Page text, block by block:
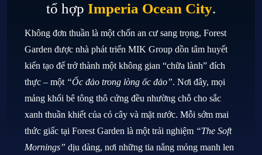
tổ hợp Imperia Ocean City.
Không đơn thuần là một chốn an cư sang trọng, Forest
Garden được nhà phát triển MIK Group dồn tâm huyết
kiến tạo để trở thành một không gian “chữa lành” đích
thực – một “Ốc đảo trong lòng ốc đảo”. Nơi đây, mọi
mảng khối bê tông thô cứng đều nhường chỗ cho sắc
xanh thuần khiết của cỏ cây và mặt nước. Mỗi sớm mai
thức giấc tại Forest Garden là một trải nghiệm “The Soft
Mornings” dịu dàng, nơi những tia nắng mỏng manh len